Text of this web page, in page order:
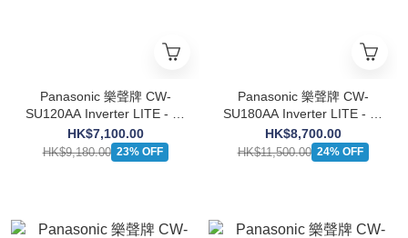
Panasonic 樂聲牌 CW-
SU120AA Inverter LITE - 變
頻式淨冷窗口機 (1 1/2匹)
HK$7,100.00
HK$9,180.00 23% OFF
Panasonic 樂聲牌 CW-
SU180AA Inverter LITE - 變
頻式淨冷窗口機 (2 匹)
HK$8,700.00
HK$11,500.00 24% OFF